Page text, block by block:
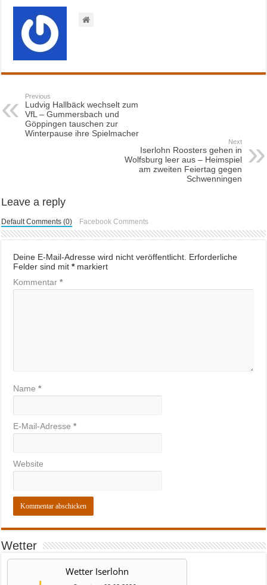
Previous
Ludvig Hallbäck wechselt zum
VfL – Gummersbach und
Göppingen tauschen zur
Winterpause ihre Spielmacher
Next
Iserlohn Roosters gehen in
Wolfsburg leer aus – Heimspiel
am zweiten Feiertag gegen
Schwenningen
Leave a reply
Default Comments (0) Facebook Comments
Deine E-Mail-Adresse wird nicht veröffentlicht. Erforderliche
Felder sind mit*markiert
Kommentar*
Name*
E-Mail-Adresse*
Website
Wetter
Wetter Iserlohn